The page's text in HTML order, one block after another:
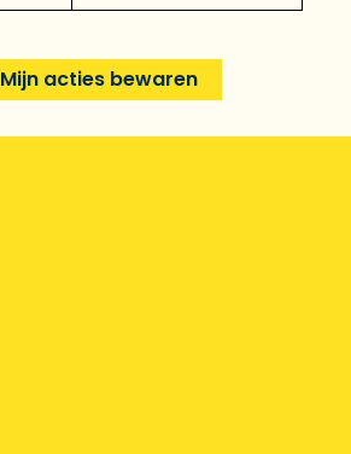
Mijn acties bewaren